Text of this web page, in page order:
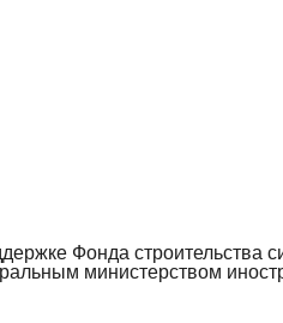
Фонда строительства
министерством